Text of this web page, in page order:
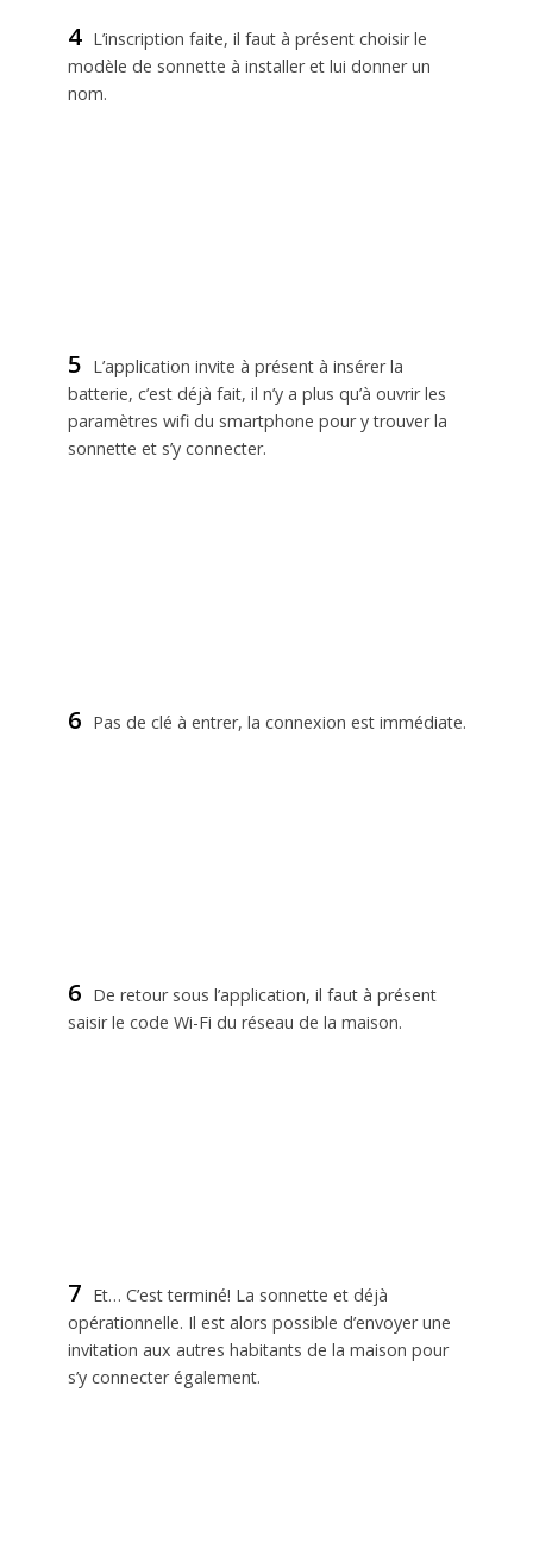
4
L’inscription faite, il faut à présent choisir le
modèle de sonnette à installer et lui donner un
nom.
5
L’application invite à présent à insérer la
batterie, c’est déjà fait, il n’y a plus qu’à ouvrir les
paramètres wifi du smartphone pour y trouver la
sonnette et s’y connecter.
6 Pas de clé à entrer, la connexion est immédiate.
6
De retour sous l’application, il faut à présent
saisir le code Wi-Fi du réseau de la maison.
7
Et… C’est terminé! La sonnette et déjà
opérationnelle. Il est alors possible d’envoyer une
invitation aux autres habitants de la maison pour
s’y connecter également.